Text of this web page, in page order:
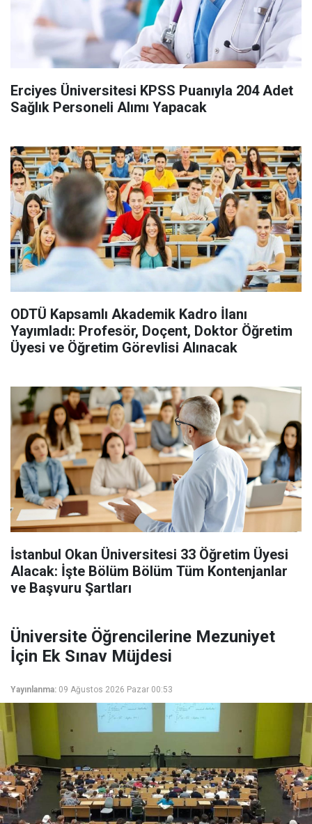
Erciyes Üniversitesi KPSS Puanıyla 204 Adet
Sağlık Personeli Alımı Yapacak
ODTÜ Kapsamlı Akademik Kadro İlanı
Yayımladı: Profesör, Doçent, Doktor Öğretim
Üyesi ve Öğretim Görevlisi Alınacak
İstanbul Okan Üniversitesi 33 Öğretim Üyesi
Alacak: İşte Bölüm Bölüm Tüm Kontenjanlar
ve Başvuru Şartları
Üniversite Öğrencilerine Mezuniyet
İçin Ek Sınav Müjdesi
Yayınlanma: 09 Ağustos 2026 Pazar 00:53